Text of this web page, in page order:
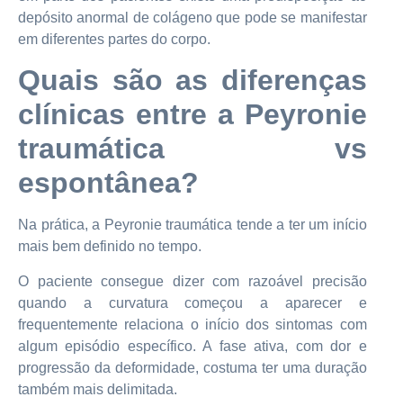
depósito anormal de colágeno que pode se manifestar
em diferentes partes do corpo.
Quais são as diferenças
clínicas entre a Peyronie
traumática vs
espontânea?
Na prática, a Peyronie traumática tende a ter um início
mais bem definido no tempo.
O paciente consegue dizer com razoável precisão
quando a curvatura começou a aparecer e
frequentemente relaciona o início dos sintomas com
algum episódio específico. A fase ativa, com dor e
progressão da deformidade, costuma ter uma duração
também mais delimitada.